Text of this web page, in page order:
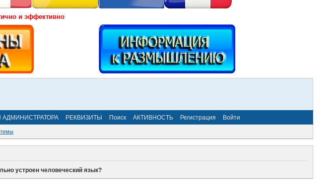
и эффективно
РЕКВИЗИТЫ Поиск АКТИВНОСТЬ Регистрация Войти
устроен человеческий язык?